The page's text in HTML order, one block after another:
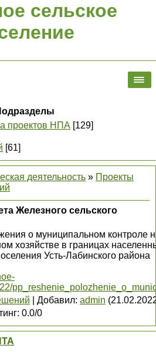
сельское
проектов НПА [129]
[61]
деятельность » Проекты
Железного сельского
о муниципальном контроле
хозяйстве в границах
Усть-Лабинского района
Добавил: admin
: 0.0/0